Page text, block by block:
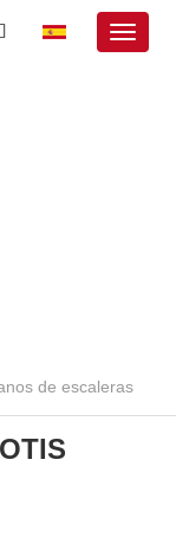
de escaleras
Cinturón de